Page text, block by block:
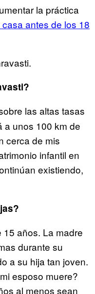
la práctica
antes de los 18
las altas tasas
a unos 100 km de
cerca de mis
infantil en
existiendo,
años. La madre
durante su
a su hija tan joven.
esposo muere?
al menos sean